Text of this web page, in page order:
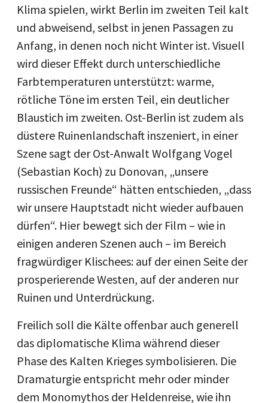
Klima spielen, wirkt Berlin im zweiten Teil kalt
und abweisend, selbst in jenen Passagen zu
Anfang, in denen noch nicht Winter ist. Visuell
wird dieser Effekt durch unterschiedliche
Farbtemperaturen unterstützt: warme,
rötliche Töne im ersten Teil, ein deutlicher
Blaustich im zweiten. Ost-Berlin ist zudem als
düstere Ruinenlandschaft inszeniert, in einer
Szene sagt der Ost-Anwalt Wolfgang Vogel
(Sebastian Koch) zu Donovan, „unsere
russischen Freunde“ hätten entschieden, „dass
wir unsere Hauptstadt nicht wieder aufbauen
dürfen“. Hier bewegt sich der Film – wie in
einigen anderen Szenen auch – im Bereich
fragwürdiger Klischees: auf der einen Seite der
prosperierende Westen, auf der anderen nur
Ruinen und Unterdrückung.
Freilich soll die Kälte offenbar auch generell
das diplomatische Klima während dieser
Phase des Kalten Krieges symbolisieren. Die
Dramaturgie entspricht mehr oder minder
dem Monomythos der Heldenreise, wie ihn